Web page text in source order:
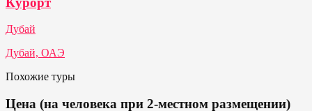
Дубай
Дубай, ОАЭ
Похожие туры
Цена (на человека при 2-местном размещении)